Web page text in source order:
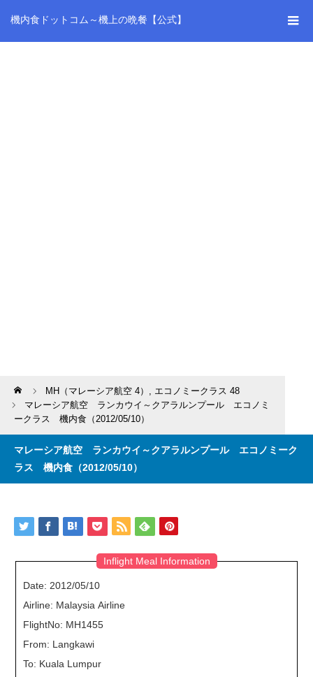
機内食ドットコム～機上の晩餐【公式】
Home MH（マレーシア航空 4） , エコノミークラス 48
マレーシア航空 ランカウイ～クアラルンプール エコノミ
ークラス 機内食（2012/05/10）
マレーシア航空 ランカウイ～クアラルンプール エコノミーク
ラス 機内食（2012/05/10）
Inflight Meal Information
Date: 2012/05/10
Airline: Malaysia Airline
FlightNo: MH1455
From: Langkawi
To: Kuala Lumpur